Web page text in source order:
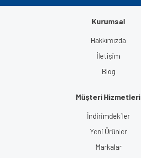
Gönder
Kurumsal
Hakkımızda
İletişim
Blog
Müşteri Hizmetleri
İndirimdekiler
Yeni Ürünler
Markalar